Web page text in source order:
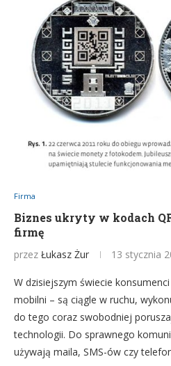
Firma
Biznes ukryty w kodach
firmę
przez Łukasz Żur 13 stycznia
W dzisiejszym świecie
mobilni – są ciągle w ruchu,
do tego coraz swobodniej
technologii. Do sprawnego
używają maila, SMS-ów czy